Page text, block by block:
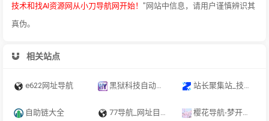
技术和找AI资源网从小刀导航网开始！ "网站中信息，请用户谨慎辨识其
真伪。
相关站点
e622网址导航 黑狱科技自动秒收录导航网︱黑狱科技永久地址收藏不迷路 站长聚集站_技术导航、在线工具、电台收听、API接口、在线壁纸、公众号、小程序、小游戏、软件应用等，打造网站交流和展示平台 - 一站式资源平台
自助链大全 77导航_网址目录_站长网址大全_网站提交收录平台 樱花导航-梦开始的地方-你的梦中情站